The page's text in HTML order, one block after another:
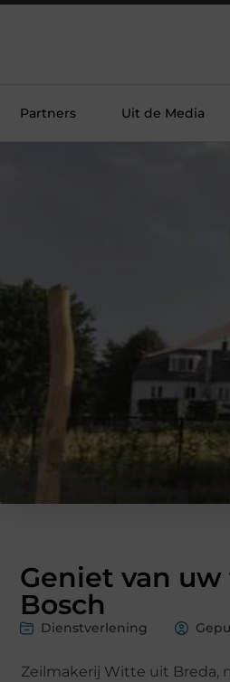
Partners Uit de Media
Geniet van
Bosch
Dienstverlening
Zeilmakerij Witte uit Breda,